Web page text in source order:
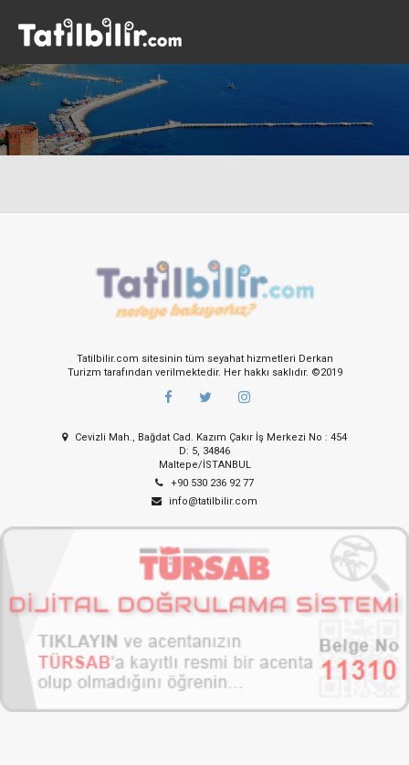
Tatilbilir.com sitesinin tüm seyahat hizmetleri Derkan
Turizm tarafından verilmektedir. Her hakkı saklıdır. ©2019
Cevizli Mah., Bağdat Cad. Kazım Çakır İş Merkezi No : 454
D: 5, 34846
Maltepe/İSTANBUL
+90 530 236 92 77
info@tatilbilir.com